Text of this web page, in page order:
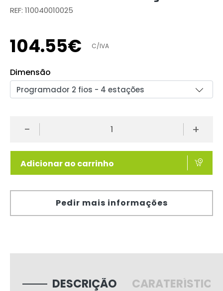
REF: 110040010025
104.55€ C/IVA
Dimensão
- +
Adicionar ao carrinho
Pedir mais informações
DESCRIÇÃO